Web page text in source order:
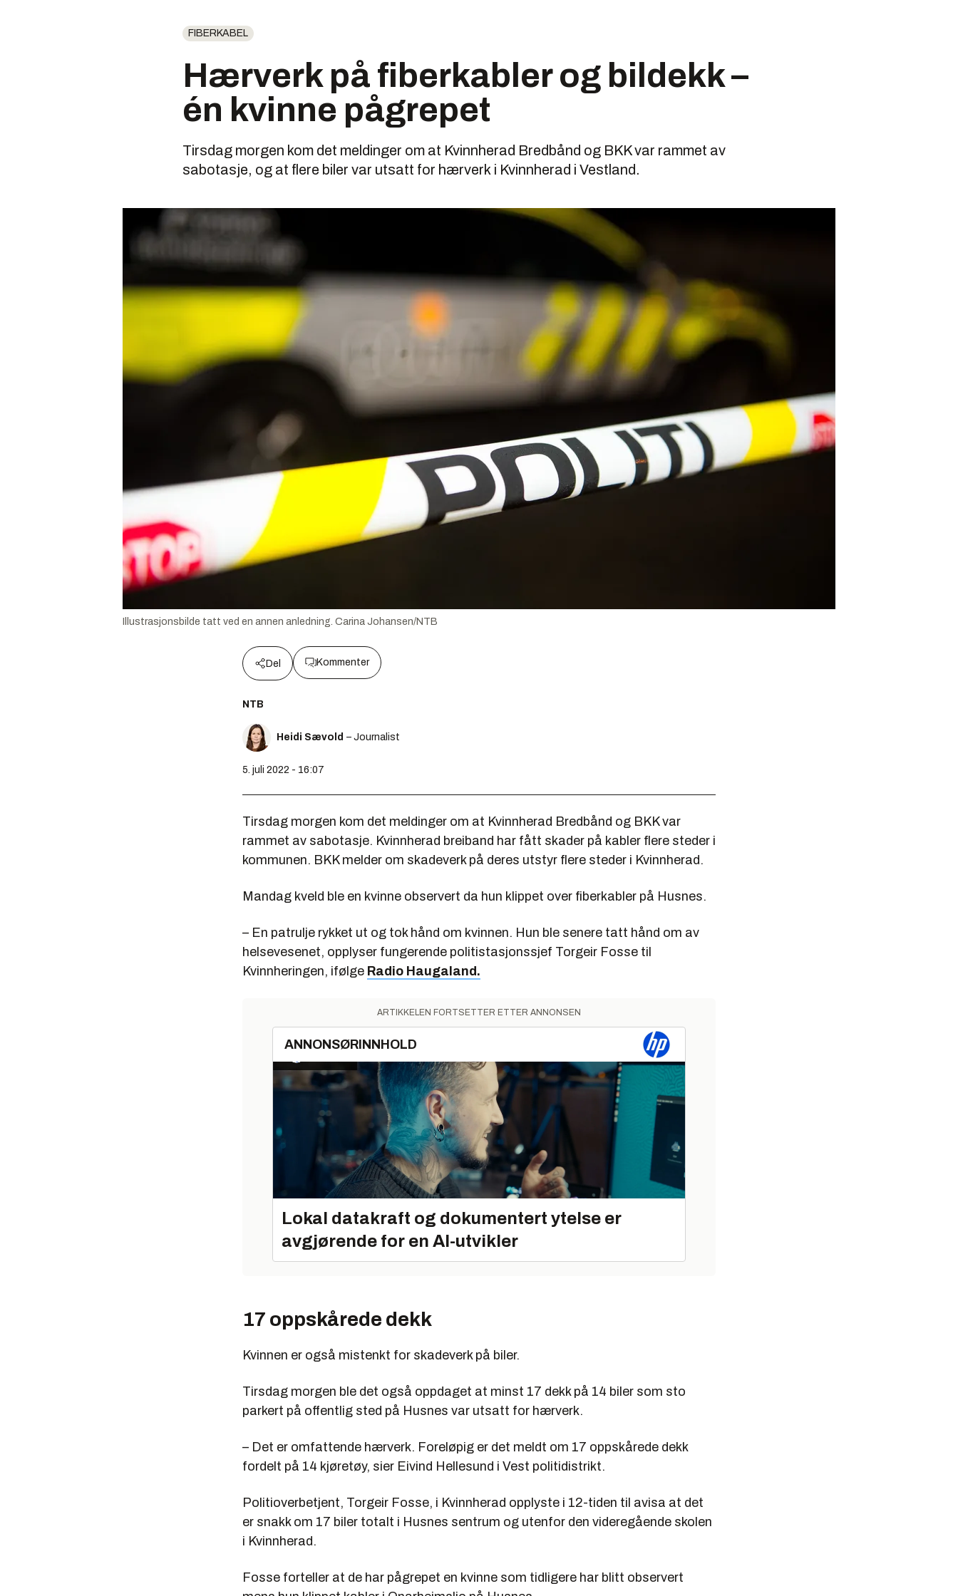
FIBERKABEL
Hærverk på fiberkabler og bildekk –
én kvinne pågrepet
Tirsdag morgen kom det meldinger om at Kvinnherad Bredbånd og BKK var rammet av
sabotasje, og at flere biler var utsatt for hærverk i Kvinnherad i Vestland.
Illustrasjonsbilde tatt ved en annen anledning. Carina Johansen/NTB
Del Kommenter
NTB
Heidi Sævold – Journalist
5. juli 2022 - 16:07
Tirsdag morgen kom det meldinger om at Kvinnherad Bredbånd og BKK var
rammet av sabotasje. Kvinnherad breiband har fått skader på kabler flere steder i
kommunen. BKK melder om skadeverk på deres utstyr flere steder i Kvinnherad.
Mandag kveld ble en kvinne observert da hun klippet over fiberkabler på Husnes.
– En patrulje rykket ut og tok hånd om kvinnen. Hun ble senere tatt hånd om av
helsevesenet, opplyser fungerende politistasjonssjef Torgeir Fosse til
Kvinnheringen, ifølge Radio Haugaland.
ARTIKKELEN FORTSETTER ETTER ANNONSEN
ANNONSØRINNHOLD
Lokal datakraft og dokumentert ytelse er
avgjørende for en AI-utvikler
17 oppskårede dekk
Kvinnen er også mistenkt for skadeverk på biler.
Tirsdag morgen ble det også oppdaget at minst 17 dekk på 14 biler som sto
parkert på offentlig sted på Husnes var utsatt for hærverk.
– Det er omfattende hærverk. Foreløpig er det meldt om 17 oppskårede dekk
fordelt på 14 kjøretøy, sier Eivind Hellesund i Vest politidistrikt.
Politioverbetjent, Torgeir Fosse, i Kvinnherad opplyste i 12-tiden til avisa at det
er snakk om 17 biler totalt i Husnes sentrum og utenfor den videregående skolen
i Kvinnherad.
Fosse forteller at de har pågrepet en kvinne som tidligere har blitt observert